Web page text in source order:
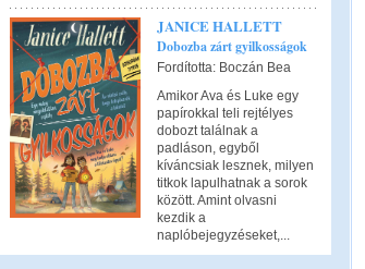
JANICE HALLETT
Dobozba zárt gyilkosságok
Fordította: Boczán Bea
Amikor Ava és Luke egy
papírokkal teli rejtélyes
dobozt találnak a
padláson, egyből
kíváncsiak lesznek, milyen
titkok lapulhatnak a sorok
között. Amint olvasni
kezdik a
naplóbejegyzéseket,...